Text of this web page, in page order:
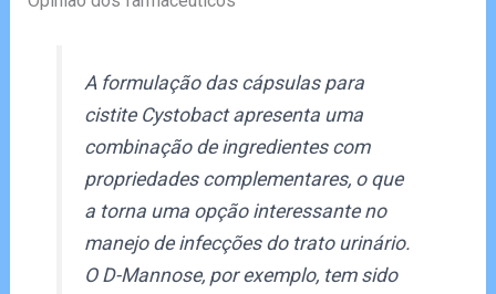
A formulação das cápsulas para
cistite Cystobact apresenta uma
combinação de ingredientes com
propriedades complementares, o que
a torna uma opção interessante no
manejo de infecções do trato urinário.
O D-Mannose, por exemplo, tem sido